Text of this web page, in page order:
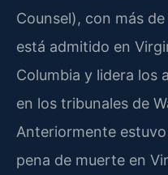
Counsel), con más
está admitido en
Columbia y lidera los
en los tribunales de
Anteriormente
pena de muerte en